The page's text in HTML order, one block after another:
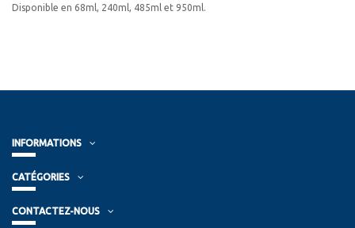
Disponible en 68ml, 240ml, 485ml et 950ml.
INFORMATIONS
CATÉGORIES
CONTACTEZ-NOUS